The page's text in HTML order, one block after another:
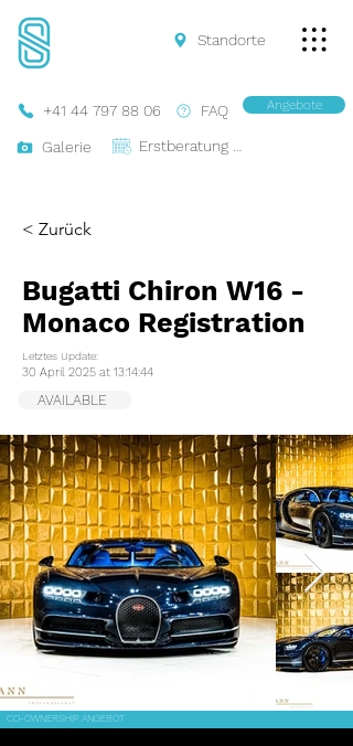
FAQ
+41 44 797 88 06
Galerie
Angebote
Standorte
< Zurück
Bugatti Chiron W16 -
Monaco Registration
Letztes Update:
30 April 2025 at 13:14:44
AVAILABLE
CO-OWNERSHIP ANGEBOT